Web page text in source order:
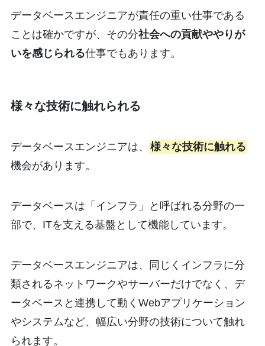
データベースエンジニアが責任の重い仕事である
ことは確かですが、その分社会への貢献ややりが
いを感じられる仕事でもあります。
様々な技術に触れられる
データベースエンジニアは、
様々な技術に触れる
機会があります。
データベースは「インフラ」と呼ばれる分野の一
部で、ITを支える基盤として機能しています。
データベースエンジニアは、同じくインフラに分
類されるネットワークやサーバーだけでなく、デ
ータベースと連携して動くWebアプリケーション
やシステムなど、幅広い分野の技術について触れ
られます。